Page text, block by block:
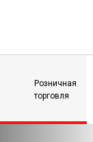
Розничная
торговля